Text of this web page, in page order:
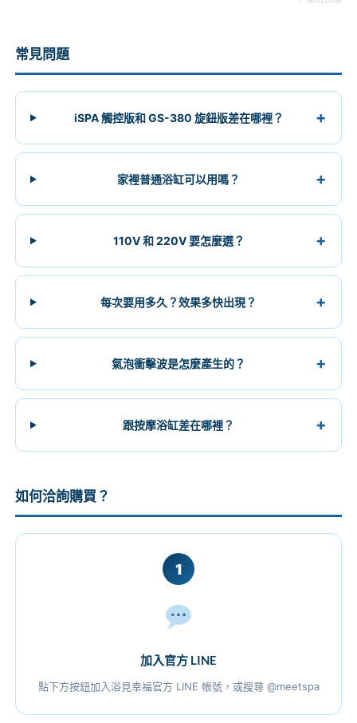
「皮膚變比較好是真的，之前背部容易長痘，泡了一個月之
後明顯少很多，水質淨化功能有感。」
— 新竹，敏感肌膚者 黃小姐 ★★★★★
個腿部緊繃感在15分鐘內就消失了。」
— 台中，上班族 林小姐 ★★★★★
年就回本了。而且想用就用，超方便。」
— 新北，家庭主婦 王太太 ★★★★★
下，她說比去泡湯還要舒服。」
— 台北，送給媽媽的禮物 陳先生 ★★★★★
— 高雄，失眠困擾者 張小姐 ★★★★★
快很多。推薦給每個有在運動的人。」
— 台中，馬拉松跑者 李先生 ★★★★★
「皮膚變比較好是真的，之前背部容易長痘，泡了一個月之
常見問題
iSPA 觸控版和 GS-380 旋鈕版差在哪裡？
家裡普通浴缸可以用嗎？
110V 和 220V 要怎麼選？
每次要用多久？效果多快出現？
氣泡衝擊波是怎麼產生的？
跟按摩浴缸差在哪裡？
如何洽詢購買？
1
加入官方 LINE
點下方按鈕加入浴見幸福官方 LINE 帳號，或搜尋 @meetspa